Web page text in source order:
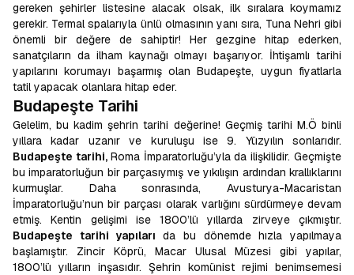
gereken şehirler listesine alacak olsak, ilk sıralara koymamız
gerekir. Termal spalarıyla ünlü olmasının yanı sıra, Tuna Nehri gibi
önemli bir değere de sahiptir! Her gezgine hitap ederken,
sanatçıların da ilham kaynağı olmayı başarıyor. İhtişamlı tarihi
yapılarını korumayı başarmış olan Budapeşte, uygun fiyatlarla
tatil yapacak olanlara hitap eder.
Budapeşte Tarihi
Gelelim, bu kadim şehrin tarihi değerine! Geçmiş tarihi M.Ö binli
yıllara kadar uzanır ve kuruluşu ise 9. Yüzyılın sonlarıdır.
Budapeşte tarihi, Roma İmparatorluğu’yla da ilişkilidir. Geçmişte
bu imparatorluğun bir parçasıymış ve yıkılışın ardından krallıklarını
kurmuşlar. Daha sonrasında, Avusturya-Macaristan
İmparatorluğu’nun bir parçası olarak varlığını sürdürmeye devam
etmiş. Kentin gelişimi ise 1800’lü yıllarda zirveye çıkmıştır.
Budapeşte tarihi yapılarıda bu dönemde hızla yapılmaya
başlamıştır. Zincir Köprü, Macar Ulusal Müzesi gibi yapılar,
1800’lü yılların inşasıdır. Şehrin komünist rejimi benimsemesi